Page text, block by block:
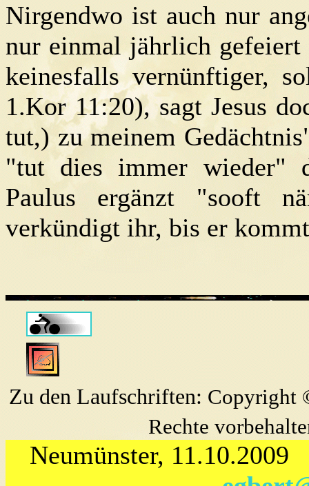
Nirgendwo ist auch nur
nur einmal jährlich
keinesfalls vernünftiger,
1.Kor 11:20), sagt Jesus
tut,) zu meinem
"tut dies immer wieder"
Paulus ergänzt "sooft
verkündigt ihr, bis er
Zu den Laufschriften: Copyright
Rechte
Neumünster,